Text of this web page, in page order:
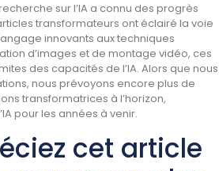
sur l’IA a connu des progrès
transformateurs ont éclairé la voie
innovants aux techniques
d’images et de montage vidéo, ces
des capacités de l’IA. Alors que nous
nous prévoyons encore plus de
transformatrices à l’horizon,
pour les années à venir.
cet article